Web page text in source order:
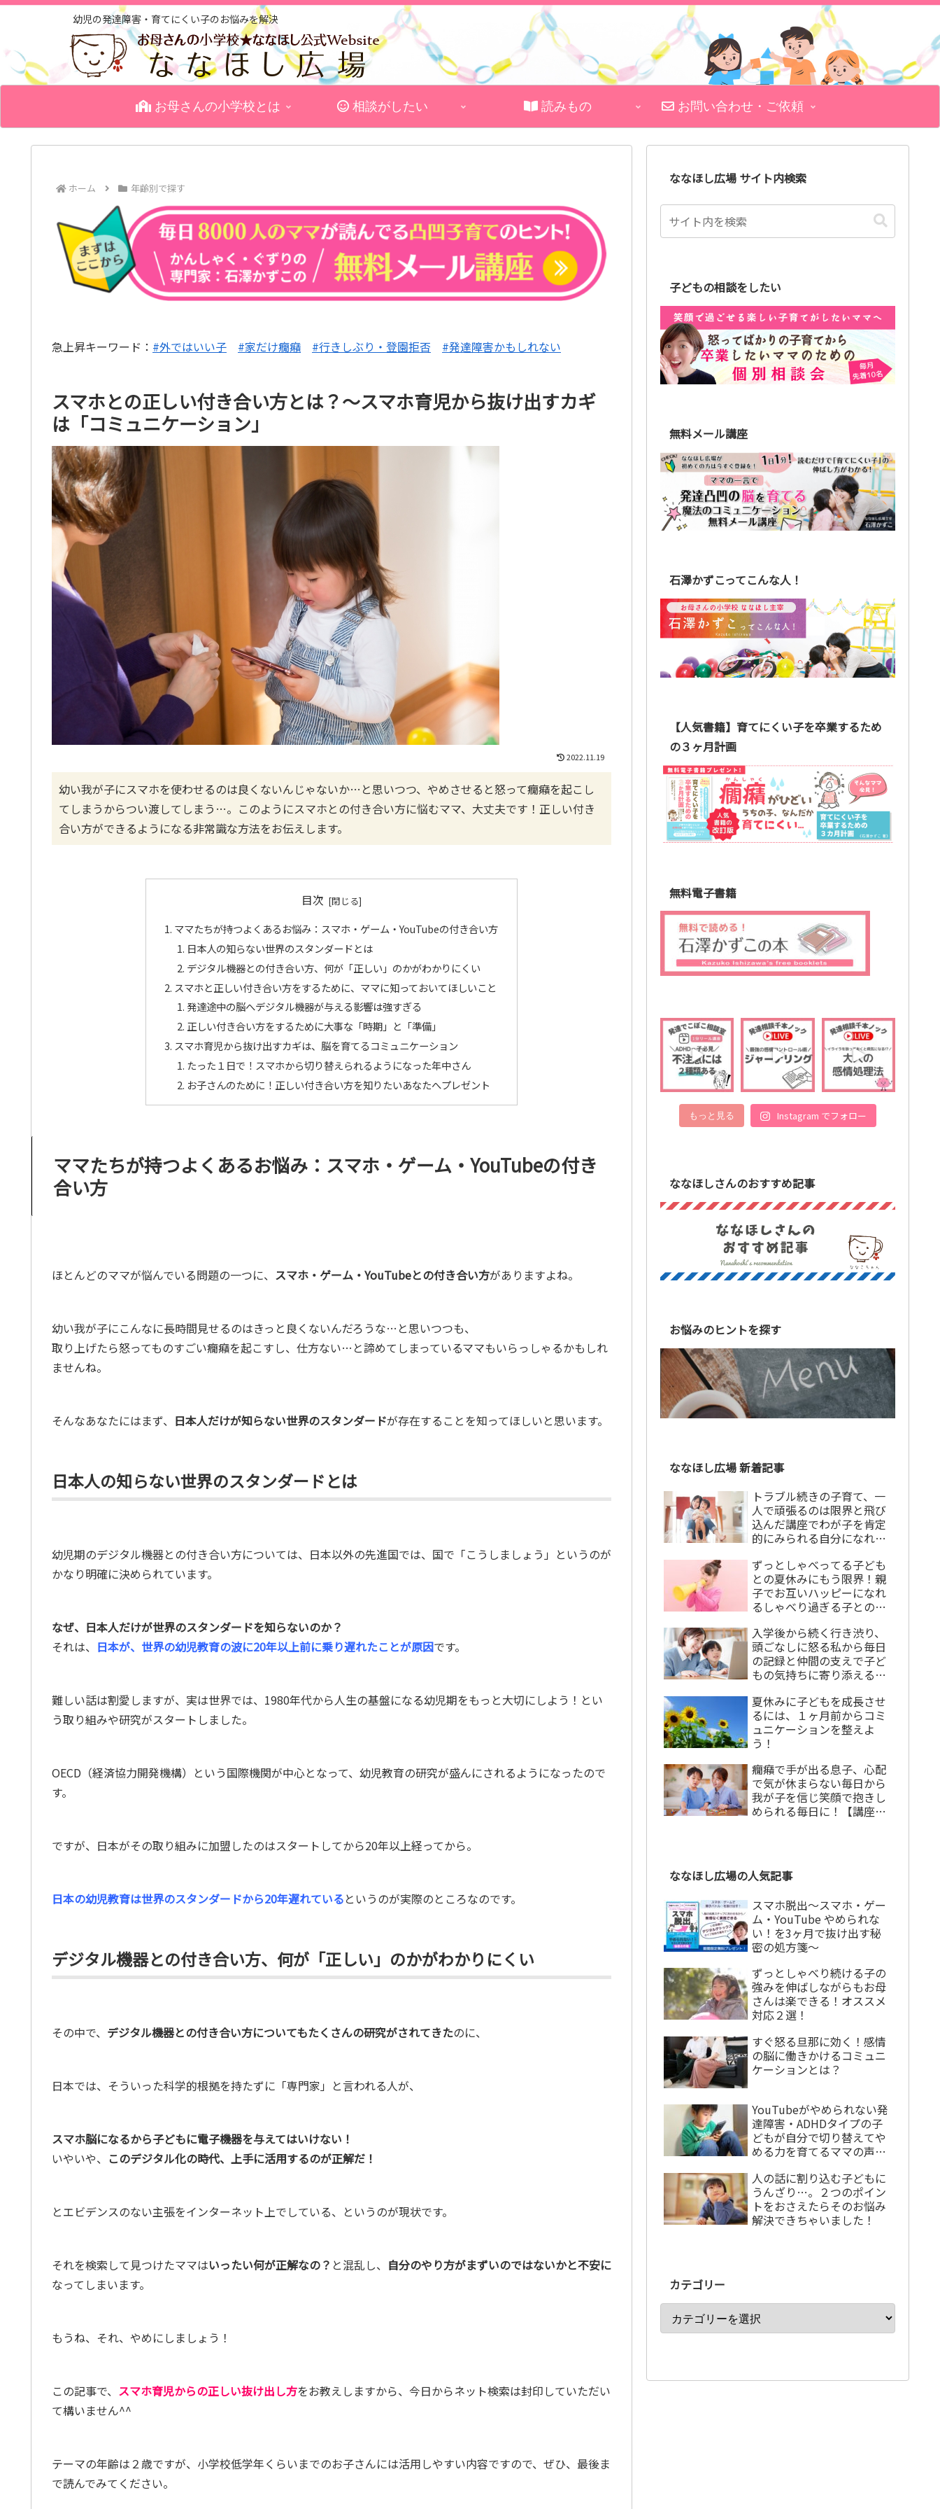
幼児の発達障害・育てにくい子のお悩みを解決
お母さんの小学校とは 相談がしたい 読みもの お問い合わせ・ご依頼
ホーム 年齢別で探す
急上昇キーワード： #外ではいい子 #家だけ癇癪 #行きしぶり・登園拒否 #発達障害かもしれない
スマホとの正しい付き合い方とは？〜スマホ育児から抜け出すカギ
は「コミュニケーション」
2022.11.19
幼い我が子にスマホを使わせるのは良くないんじゃないか…と思いつつ、やめさせると怒って癇癪を起こし
てしまうからつい渡してしまう…。このようにスマホとの付き合い方に悩むママ、大丈夫です！正しい付き
合い方ができるようになる非常識な方法をお伝えします。
目次
ママたちが持つよくあるお悩み：スマホ・ゲーム・YouTubeの付き合い方
日本人の知らない世界のスタンダードとは
デジタル機器との付き合い方、何が「正しい」のかがわかりにくい
スマホと正しい付き合い方をするために、ママに知っておいてほしいこと
発達途中の脳へデジタル機器が与える影響は強すぎる
正しい付き合い方をするために大事な「時期」と「準備」
スマホ育児から抜け出すカギは、脳を育てるコミュニケーション
たった１日で！スマホから切り替えられるようになった年中さん
お子さんのために！正しい付き合い方を知りたいあなたへプレゼント
ママたちが持つよくあるお悩み：スマホ・ゲーム・YouTubeの付き
合い方
ほとんどのママが悩んでいる問題の一つに、 スマホ・ゲーム・YouTubeとの付き合い方がありますよね。
幼い我が子にこんなに長時間見せるのはきっと良くないんだろうな…と思いつつも、
取り上げたら怒ってものすごい癇癪を起こすし、仕方ない…と諦めてしまっているママもいらっしゃるかもしれ
ませんね。
そんなあなたにはまず、 日本人だけが知らない世界のスタンダードが存在することを知ってほしいと思います。
日本人の知らない世界のスタンダードとは
幼児期のデジタル機器との付き合い方については、日本以外の先進国では、国で「こうしましょう」というのが
かなり明確に決められています。
なぜ、 日本人だけが世界のスタンダードを知らないのか？
それは、 日本が、世界の幼児教育の波に20年以上前に乗り遅れたことが原因です。
難しい話は割愛しますが、実は世界では、1980年代から人生の基盤になる幼児期をもっと大切にしよう！とい
う取り組みや研究がスタートしました。
OECD（経済協力開発機構）という国際機関が中心となって、幼児教育の研究が盛んにされるようになったので
す。
ですが、日本がその取り組みに加盟したのはスタートしてから20年以上経ってから。
日本の幼児教育は世界のスタンダードから20年遅れているというのが実際のところなのです。
デジタル機器との付き合い方、何が「正しい」のかがわかりにくい
その中で、 デジタル機器との付き合い方についてもたくさんの研究がされてきたのに、
日本では、そういった科学的根拠を持たずに「専門家」と言われる人が、
スマホ脳になるから子どもに電子機器を与えてはいけない！
いやいや、 このデジタル化の時代、 上手に活用するのが正解だ！
とエビデンスのない主張をインターネット上でしている、というのが現状です。
それを検索して見つけたママはいったい何が正解なの？ と混乱し、 自分のやり方がまずいのではないかと不安に
なってしまいます。
もうね、それ、やめにしましょう！
この記事で、 スマホ育児からの正しい抜け出し方をお教えしますから、今日からネット検索は封印していただい
て構いません^^
テーマの年齢は２歳ですが、小学校低学年くらいまでのお子さんには活用しやすい内容ですので、ぜひ、最後ま
で読んでみてください。
ななほし広場 サイト内検索
子どもの相談をしたい
無料メール講座
石澤かずこってこんな人！
【人気書籍】育てにくい子を卒業するため
の３ヶ月計画
無料電子書籍
もっと見る Instagram でフォロー
ななほしさんのおすすめ記事
お悩みのヒントを探す
ななほし広場 新着記事
トラブル続きの子育て、一
人で頑張るのは限界と飛び
込んだ講座でわが子を肯定
的にみられる自分になれま
ずっとしゃべってる子ども
との夏休みにもう限界！親
子でお互いハッピーになれ
るしゃべり過ぎる子との上
入学後から続く行き渋り、
頭ごなしに怒る私から毎日
の記録と仲間の支えで子ど
もの気持ちに寄り添える私
声】
夏休みに子どもを成長させ
るには、１ヶ月前からコミ
ュニケーションを整えよ
う！
癇癪で手が出る息子、心配
で気が休まらない毎日から
我が子を信じ笑顔で抱きし
められる毎日に！【講座卒
ななほし広場の人気記事
スマホ脱出〜スマホ・ゲー
ム・YouTube やめられな
い！を3ヶ月で抜け出す秘
密の処方箋〜
ずっとしゃべり続ける子の
強みを伸ばしながらもお母
さんは楽できる！オススメ
対応２選！
すぐ怒る旦那に効く！感情
の脳に働きかけるコミュニ
ケーションとは？
YouTubeがやめられない発
達障害・ADHDタイプの子
どもが自分で切り替えてや
める力を育てるママの声か
人の話に割り込む子どもに
うんざり…。２つのポイン
トをおさえたらそのお悩み
解決できちゃいました！
カテゴリー